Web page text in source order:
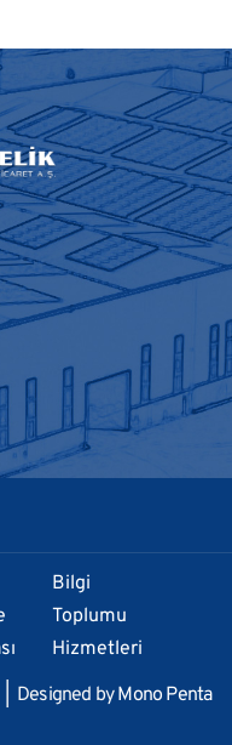
Bilgi
Toplumu
Hizmetleri
| Designed byMono Penta